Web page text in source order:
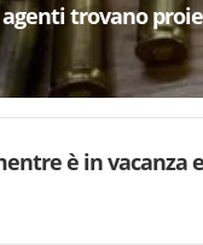
agenti trovano
è in vacanza